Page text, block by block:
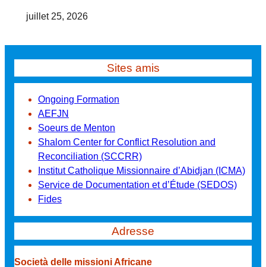
juillet 25, 2026
Sites amis
Ongoing Formation
AEFJN
Soeurs de Menton
Shalom Center for Conflict Resolution and
Reconciliation (SCCRR)
Institut Catholique Missionnaire d’Abidjan (ICMA)
Service de Documentation et d’Étude (SEDOS)
Fides
Adresse
Società delle missioni Africane